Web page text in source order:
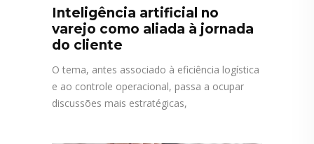
Inteligência artificial no
varejo como aliada à jornada
do cliente
O tema, antes associado à eficiência logística
e ao controle operacional, passa a ocupar
discussões mais estratégicas,